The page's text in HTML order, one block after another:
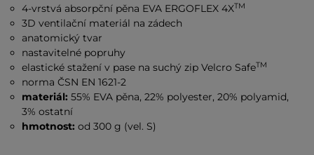
4-vrstvá absorpční pěna EVA ERGOFLEX 4XTM
3D ventilační materiál na zádech
anatomický tvar
nastavitelné popruhy
elastické stažení v pase na suchý zip Velcro SafeTM
norma ČSN EN 1621-2
materiál:55% EVA pěna, 22% polyester, 20% polyamid,
3% ostatní
hmotnost:od 300 g (vel. S)